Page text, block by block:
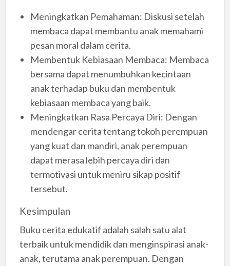
Meningkatkan Pemahaman: Diskusi setelah
membaca dapat membantu anak memahami
pesan moral dalam cerita.
Membentuk Kebiasaan Membaca: Membaca
bersama dapat menumbuhkan kecintaan
anak terhadap buku dan membentuk
kebiasaan membaca yang baik.
Meningkatkan Rasa Percaya Diri: Dengan
mendengar cerita tentang tokoh perempuan
yang kuat dan mandiri, anak perempuan
dapat merasa lebih percaya diri dan
termotivasi untuk meniru sikap positif
tersebut.
Kesimpulan
Buku cerita edukatif adalah salah satu alat
terbaik untuk mendidik dan menginspirasi anak-
anak, terutama anak perempuan. Dengan